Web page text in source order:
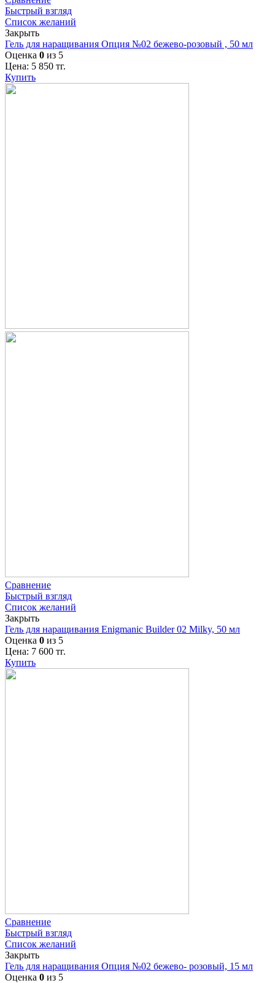
Быстрый взгляд
Список желаний
Закрыть
Гель для наращивания Опция №02 бежево-розовый , 50 мл
Оценка 0 из 5
Цена: 5 850 тг.
Купить
Сравнение
Быстрый взгляд
Список желаний
Закрыть
Гель для наращивания Enigmanic Builder 02 Milky, 50 мл
Оценка 0 из 5
Цена: 7 600 тг.
Купить
Сравнение
Быстрый взгляд
Список желаний
Закрыть
Гель для наращивания Опция №02 бежево- розовый, 15 мл
Оценка 0 из 5